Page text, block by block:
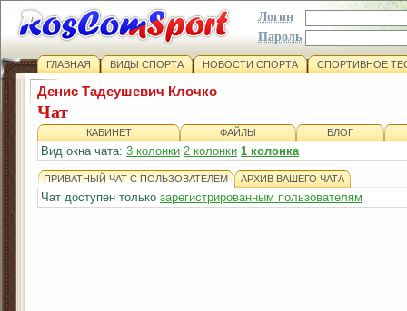
Логин
Пароль
ГЛАВНАЯ ВИДЫ СПОРТА НОВОСТИ СПОРТА СПОРТИВНОЕ
Денис Тадеушевич Клочко
Чат
КАБИНЕТ ФАЙЛЫ БЛОГ
Вид окна чата: 3 колонки 2 колонки 1 колонка
ПРИВАТНЫЙ ЧАТ С ПОЛЬЗОВАТЕЛЕМ АРХИВ ВАШЕГО ЧАТА
Чат доступен только зарегистрированным пользователям